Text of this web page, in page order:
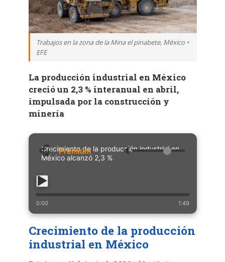
Trabajos en la zona de la Mina el pinabete, México •
EFE
La producción industrial en México
creció un 2,3 % interanual en abril,
impulsada por la construcción y
minería
Crecimiento de la producción industrial en
México alcanzó 2,3 %
🔈
0:00 1:49
Crecimiento de la producción
industrial en México